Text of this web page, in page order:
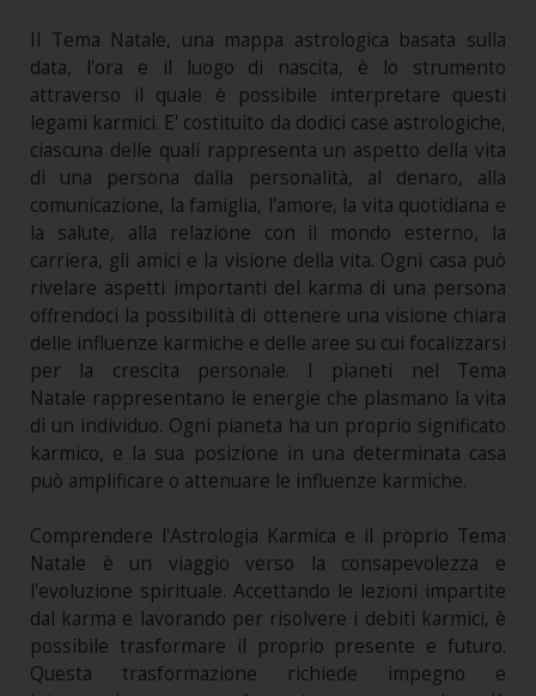
Il Tema Natale, una mappa astrologica basata sulla
data, l'ora e il luogo di nascita, è lo strumento
attraverso il quale è possibile interpretare questi
legami karmici. E' costituito da dodici case astrologiche,
ciascuna delle quali rappresenta un aspetto della vita
di una persona dalla personalità, al denaro, alla
comunicazione, la famiglia, l'amore, la vita quotidiana e
la salute, alla relazione con il mondo esterno, la
carriera, gli amici e la visione della vita. Ogni casa può
rivelare aspetti importanti del karma di una persona
offrendoci la possibilità di ottenere una visione chiara
delle influenze karmiche e delle aree su cui focalizzarsi
per la crescita personale. I pianeti nel Tema
Natale rappresentano le energie che plasmano la vita
di un individuo. Ogni pianeta ha un proprio significato
karmico, e la sua posizione in una determinata casa
può amplificare o attenuare le influenze karmiche.
Comprendere l'Astrologia Karmica e il proprio Tema
Natale è un viaggio verso la consapevolezza e
l'evoluzione spirituale. Accettando le lezioni impartite
dal karma e lavorando per risolvere i debiti karmici, è
possibile trasformare il proprio presente e futuro.
Questa trasformazione richiede impegno e